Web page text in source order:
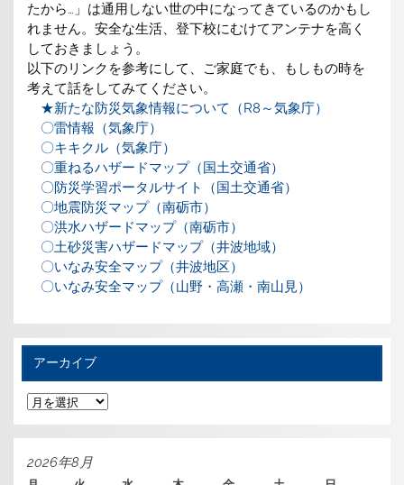
たから…」は通用しない世の中になってきているのかもし
れません。安全な生活、登下校にむけてアンテナを高く
しておきましょう。
以下のリンクを参考にして、ご家庭でも、もしもの時を
考えて話をしてみてください。
★新たな防災気象情報について（R8～気象庁）
〇雷情報（気象庁）
〇キキクル（気象庁）
〇重ねるハザードマップ（国土交通省）
〇防災学習ポータルサイト（国土交通省）
〇地震防災マップ（南砺市）
〇洪水ハザードマップ（南砺市）
〇土砂災害ハザードマップ（井波地域）
〇いなみ安全マップ（井波地区）
〇いなみ安全マップ（山野・高瀬・南山見）
アーカイブ
ア
ー
カ
イ
2026年8月